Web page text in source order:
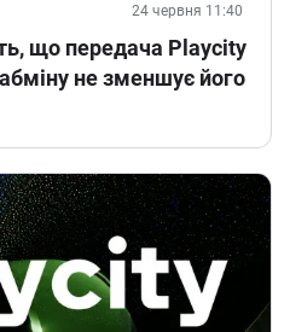
24 червня 11:40
що передача Playcity
не зменшує його